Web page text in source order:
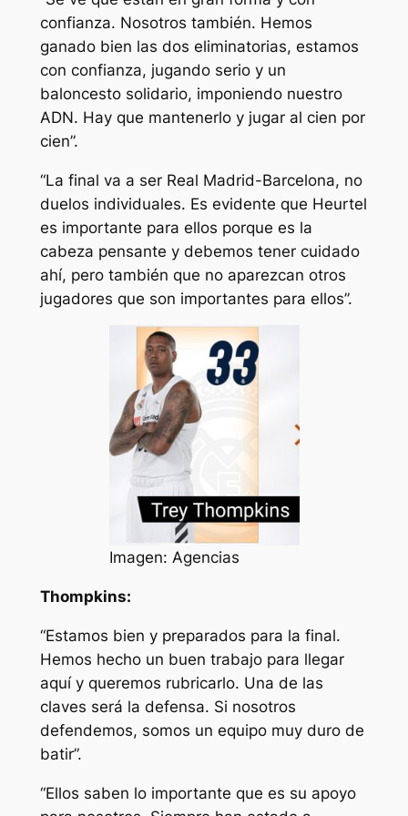
confianza. Nosotros también. Hemos
ganado bien las dos eliminatorias, estamos
con confianza, jugando serio y un
baloncesto solidario, imponiendo nuestro
ADN. Hay que mantenerlo y jugar al cien por
cien”.
“La final va a ser Real Madrid-Barcelona, no
duelos individuales. Es evidente que Heurtel
es importante para ellos porque es la
cabeza pensante y debemos tener cuidado
ahí, pero también que no aparezcan otros
jugadores que son importantes para ellos”.
Imagen: Agencias
Thompkins:
“Estamos bien y preparados para la final.
Hemos hecho un buen trabajo para llegar
aquí y queremos rubricarlo. Una de las
claves será la defensa. Si nosotros
defendemos, somos un equipo muy duro de
batir”.
“Ellos saben lo importante que es su apoyo